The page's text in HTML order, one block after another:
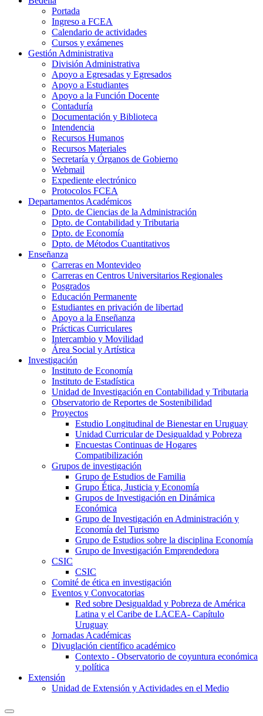
Portada
Ingreso a FCEA
Calendario de actividades
Cursos y exámenes
Gestión Administrativa
División Administrativa
Apoyo a Egresadas y Egresados
Apoyo a Estudiantes
Apoyo a la Función Docente
Contaduría
Documentación y Biblioteca
Intendencia
Recursos Humanos
Recursos Materiales
Secretaría y Órganos de Gobierno
Webmail
Expediente electrónico
Protocolos FCEA
Departamentos Académicos
Dpto. de Ciencias de la Administración
Dpto. de Contabilidad y Tributaria
Dpto. de Economía
Dpto. de Métodos Cuantitativos
Enseñanza
Carreras en Montevideo
Carreras en Centros Universitarios Regionales
Posgrados
Educación Permanente
Estudiantes en privación de libertad
Apoyo a la Enseñanza
Prácticas Curriculares
Intercambio y Movilidad
Área Social y Artística
Investigación
Instituto de Economía
Instituto de Estadística
Unidad de Investigación en Contabilidad y Tributaria
Observatorio de Reportes de Sostenibilidad
Proyectos
Estudio Longitudinal de Bienestar en Uruguay
Unidad Curricular de Desigualdad y Pobreza
Encuestas Continuas de Hogares
Compatibilización
Grupos de investigación
Grupo de Estudios de Familia
Grupo Ética, Justicia y Economía
Grupos de Investigación en Dinámica
Económica
Grupo de Investigación en Administración y
Economía del Turismo
Grupo de Estudios sobre la disciplina Economía
Grupo de Investigación Emprendedora
CSIC
CSIC
Comité de ética en investigación
Eventos y Convocatorias
Red sobre Desigualdad y Pobreza de América
Latina y el Caribe de LACEA- Capítulo
Uruguay
Jornadas Académicas
Divuglación científico académico
Contexto - Observatorio de coyuntura económica
y política
Extensión
Unidad de Extensión y Actividades en el Medio